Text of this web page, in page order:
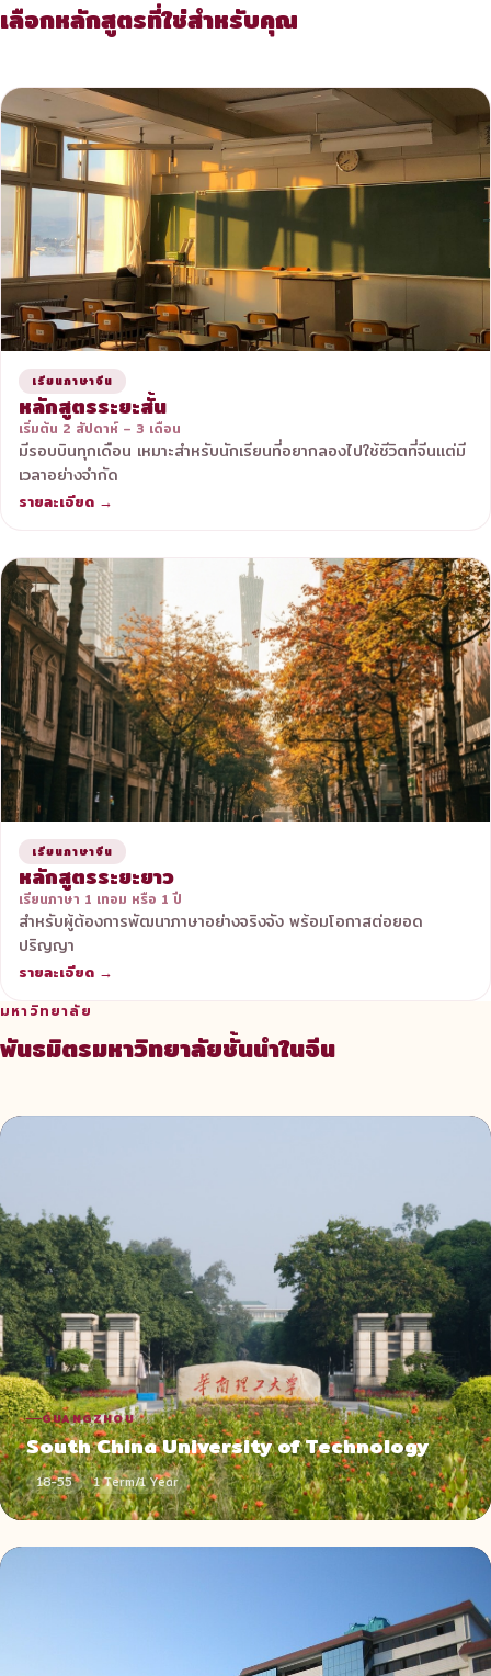
เลือกหลักสูตรที่ใช่สำหรับคุณ
เรียนภาษาจีน
หลักสูตรระยะสั้น
เริ่มต้น 2 สัปดาห์ – 3 เดือน
มีรอบบินทุกเดือน เหมาะสำหรับนักเรียนที่อยากลองไปใช้ชีวิตที่จีนแต่มี
เวลาอย่างจำกัด
รายละเอียด →
เรียนภาษาจีน
หลักสูตรระยะยาว
เรียนภาษา 1 เทอม หรือ 1 ปี
สำหรับผู้ต้องการพัฒนาภาษาอย่างจริงจัง พร้อมโอกาสต่อยอด
ปริญญา
รายละเอียด →
มหาวิทยาลัย
พันธมิตรมหาวิทยาลัยชั้นนำในจีน
GUANGZHOU
South China University of Technology
18-55 1 Term/1 Year